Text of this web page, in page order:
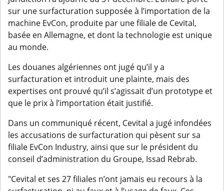
sur une surfacturation supposée à l’importation de la
machine EvCon, produite par une filiale de Cevital,
basée en Allemagne, et dont la technologie est unique
au monde.
Les douanes algériennes ont jugé qu’il y a
surfacturation et introduit une plainte, mais des
expertises ont prouvé qu’il s’agissait d’un prototype et
que le prix à l’importation était justifié.
Dans un communiqué récent, Cevital a jugé infondées
les accusations de surfacturation qui pèsent sur sa
filiale EvCon Industry, ainsi que sur le président du
conseil d’administration du Groupe, Issad Rebrab.
"Cevital et ses 27 filiales n’ont jamais eu recours à la